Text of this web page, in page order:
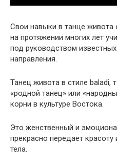
Свои навыки в танце живота
на протяжении многих лет
под руководством
направления.
Танец живота в стиле baladi,
«родной танец» или
корни в культуре Востока.
Это женственный и
прекрасно передает красоту
тела.